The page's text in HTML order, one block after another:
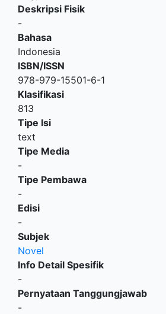
Deskripsi Fisik
-
Bahasa
Indonesia
ISBN/ISSN
978-979-15501-6-1
Klasifikasi
813
Tipe Isi
text
Tipe Media
-
Tipe Pembawa
-
Edisi
-
Subjek
Novel
Info Detail Spesifik
-
Pernyataan Tanggungjawab
-